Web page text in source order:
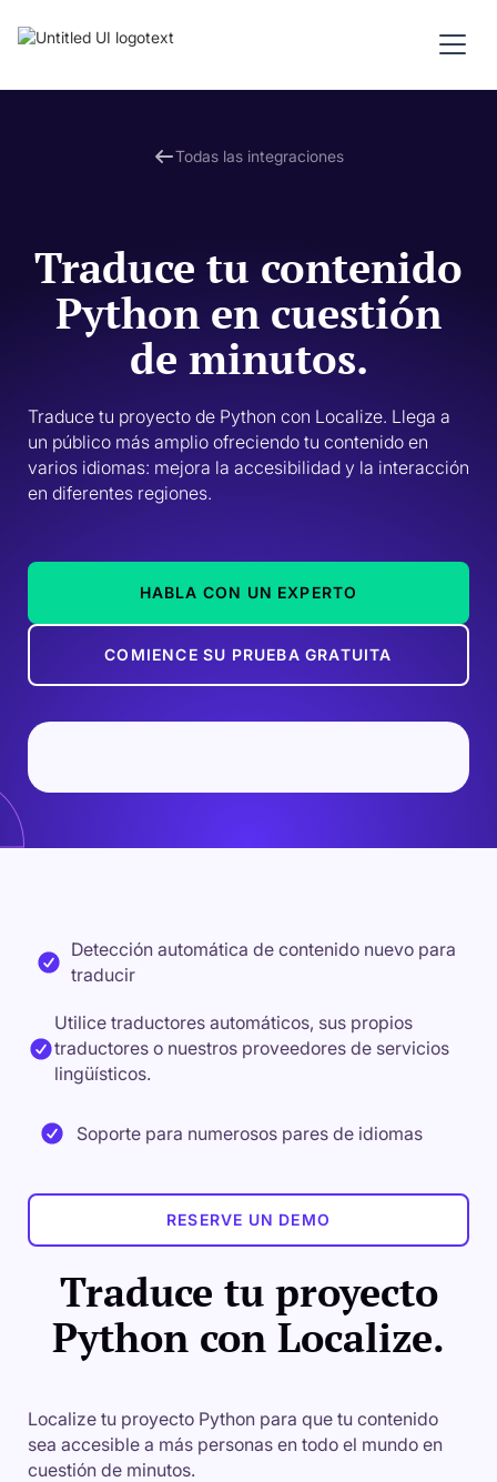
Todas las integraciones
Traduce tu contenido
Python en cuestión
de minutos.
Traduce tu proyecto de Python con Localize. Llega a
un público más amplio ofreciendo tu contenido en
varios idiomas: mejora la accesibilidad y la interacción
en diferentes regiones.
HABLA CON UN EXPERTO
COMIENCE SU PRUEBA GRATUITA
Traduce tu proyecto
Python con Localize.
Localize tu proyecto Python para que tu contenido
sea accesible a más personas en todo el mundo en
cuestión de minutos.
Detección automática de contenido nuevo para
traducir
Utilice traductores automáticos, sus propios
traductores o nuestros proveedores de servicios
lingüísticos.
Soporte para numerosos pares de idiomas
RESERVE UN DEMO